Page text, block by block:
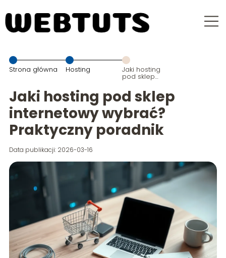
Strona główna Hosting Jaki hosting
pod sklep
wybrać?
Praktyczny
Jaki hosting pod sklep
internetowy wybrać?
Praktyczny poradnik
Data publikacji: 2026-03-16